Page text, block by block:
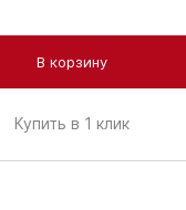
В корзину
Купить в 1 клик